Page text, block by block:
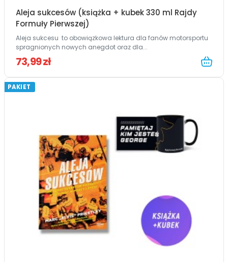
Aleja sukcesów (książka + kubek 330 ml Rajdy
Formuły Pierwszej)
Aleja sukcesu to obowiązkowa lektura dla fanów motorsportu
spragnionych nowych anegdot oraz dla...
73,99 zł
PAKIET